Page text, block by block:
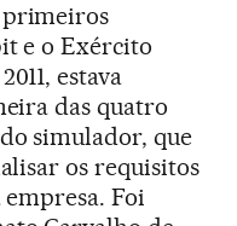
primeiros
e o Exército
estava
das quatro
simulador, que
os requisitos
Foi